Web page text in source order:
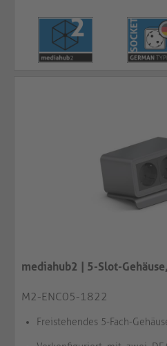
mediahub2 | 5-Slot-
M2-ENC05-1822
Freistehendes 5-Fach-